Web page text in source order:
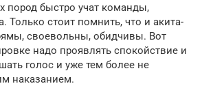
пород быстро учат команды,
Только стоит помнить, что и акита-
своевольны, обидчивы. Вот
надо проявлять спокойствие и
голос и уже тем более не
наказанием.